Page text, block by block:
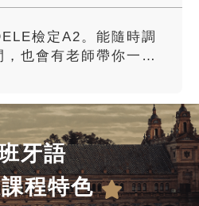
教材設計會整合程度，
學習不會有斷層或遺
牙語
課程特色